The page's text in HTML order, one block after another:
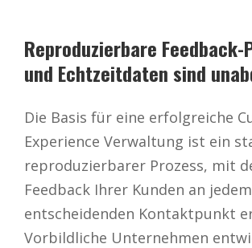
Reproduzierbare Feedback-
und Echtzeitdaten sind
Die Basis für eine erfolgreiche
Experience Verwaltung ist ein
reproduzierbarer Prozess, mit
Feedback Ihrer Kunden an jedem
entscheidenden Kontaktpunkt
Vorbildliche Unternehmen